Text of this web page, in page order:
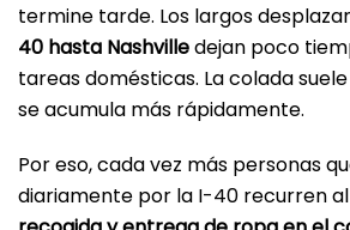
termine tarde. Los largos
40 hasta Nashvilledejan poco
tareas domésticas. La colada
se acumula más rápidamente.
Por eso, cada vez más personas
diariamente por la I-40 recurren